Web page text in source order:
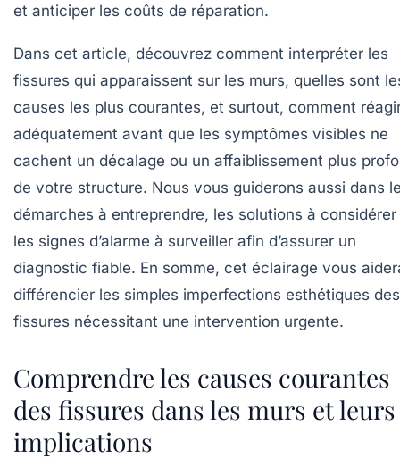
et anticiper les coûts de réparation.
Dans cet article, découvrez comment interpréter les
fissures qui apparaissent sur les murs, quelles sont
causes les plus courantes, et surtout, comment
adéquatement avant que les symptômes visibles ne
cachent un décalage ou un affaiblissement plus
de votre structure. Nous vous guiderons aussi dans
démarches à entreprendre, les solutions à
les signes d’alarme à surveiller afin d’assurer un
diagnostic fiable. En somme, cet éclairage vous
différencier les simples imperfections esthétiques des
fissures nécessitant une intervention urgente.
Comprendre les causes courantes
des fissures dans les murs et leurs
implications